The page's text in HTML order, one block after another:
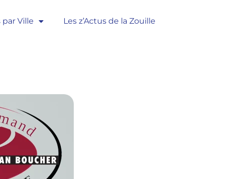
par Ville Les z’Actus de la Zouille